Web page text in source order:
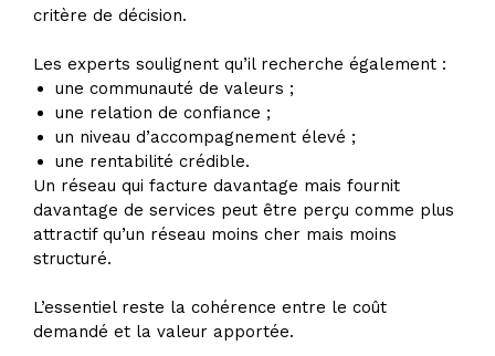
critère de décision.
Les experts soulignent qu’il recherche également :
une communauté de valeurs ;
une relation de confiance ;
un niveau d’accompagnement élevé ;
une rentabilité crédible.
Un réseau qui facture davantage mais fournit
davantage de services peut être perçu comme plus
attractif qu’un réseau moins cher mais moins
structuré.
L’essentiel reste la cohérence entre le coût
demandé et la valeur apportée.